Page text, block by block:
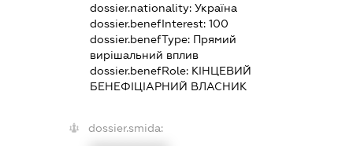
dossier.nationality: Україна
dossier.benefInterest: 100
dossier.benefType: Прямий
вирішальний вплив
dossier.benefRole: КІНЦЕВИЙ
БЕНЕФІЦІАРНИЙ ВЛАСНИК
dossier.smida: